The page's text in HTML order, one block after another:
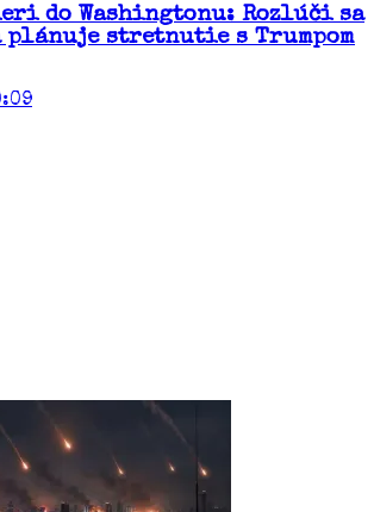
do Washingtonu: Rozlúči sa
plánuje stretnutie s Trumpom